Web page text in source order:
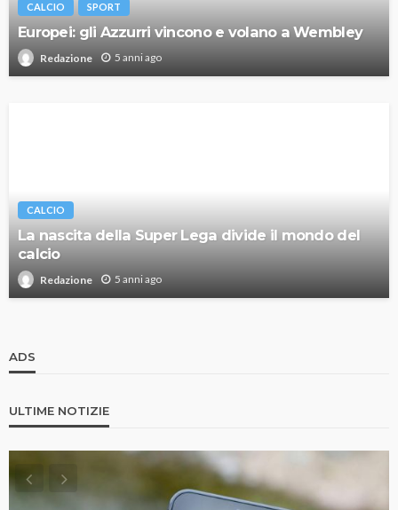
CALCIO SPORT
Europei: gli Azzurri vincono e volano a Wembley
Redazione 5 anni ago
CALCIO
La nascita della Super Lega divide il mondo del
calcio
Redazione 5 anni ago
ADS
ULTIME NOTIZIE